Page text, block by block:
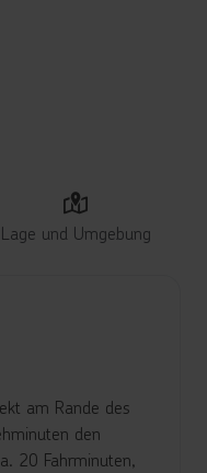
Lage und Umgebung
am Rande des
den
20 Fahrminuten,